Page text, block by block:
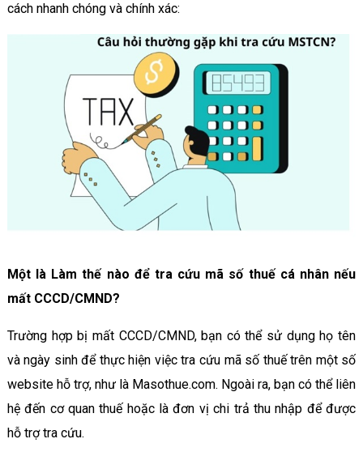
cách nhanh chóng và chính xác:
Một là Làm thế nào để tra cứu mã số thuế cá nhân nếu
mất CCCD/CMND?
Trường hợp bị mất CCCD/CMND, bạn có thể sử dụng họ tên
và ngày sinh để thực hiện việc tra cứu mã số thuế trên một số
website hỗ trợ, như là Masothue.com. Ngoài ra, bạn có thể liên
hệ đến cơ quan thuế hoặc là đơn vị chi trả thu nhập để được
hỗ trợ tra cứu.